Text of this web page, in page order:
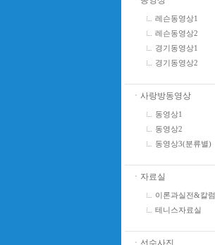
레슨동영상1
레슨동영상2
경기동영상1
경기동영상2
ㆍ사랑방동영상
동영상1
동영상2
동영상3(분류별)
ㆍ자료실
이론과실전&칼럼
테니스자료실
ㆍ선수사진